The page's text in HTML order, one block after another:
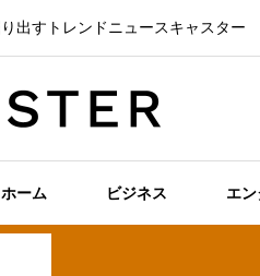
出すトレンドニュースキャスター
ホーム ビジネス エン